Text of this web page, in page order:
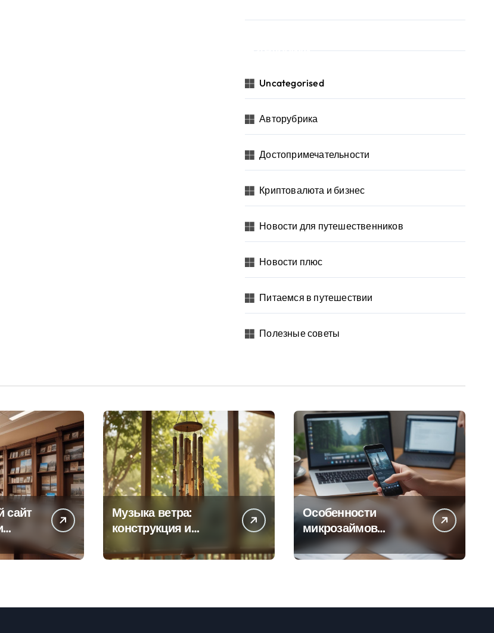
Uncategorised
Авторубрика
Достопримечательности
Криптовалюта и бизнес
Новости для путешественников
Новости плюс
Питаемся в путешествии
Полезные советы
сайт
Музыка ветра:
конструкция и
звучания
Особенности
микрозаймов
онлайн: условия,
процентные ставки и